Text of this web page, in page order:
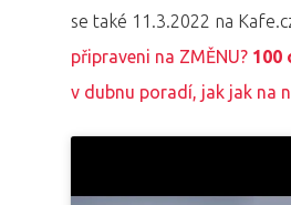
se také 11.3.2022 na
připraveni na ZMĚNU? 100
v dubnu poradí, jak jak na